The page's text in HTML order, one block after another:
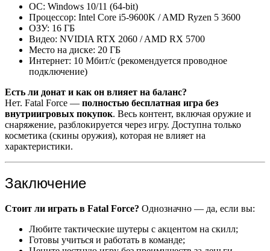
ОС: Windows 10/11 (64-bit)
Процессор: Intel Core i5-9600K / AMD Ryzen 5 3600
ОЗУ: 16 ГБ
Видео: NVIDIA RTX 2060 / AMD RX 5700
Место на диске: 20 ГБ
Интернет: 10 Мбит/с (рекомендуется проводное
подключение)
Есть ли донат и как он влияет на баланс?
Нет. Fatal Force — полностью бесплатная игра без
внутриигровых покупок. Весь контент, включая оружие и
снаряжение, разблокируется через игру. Доступна только
косметика (скины оружия), которая не влияет на
характеристики.
Заключение
Стоит ли играть в Fatal Force? Однозначно — да, если вы:
Любите тактические шутеры с акцентом на скилл;
Готовы учиться и работать в команде;